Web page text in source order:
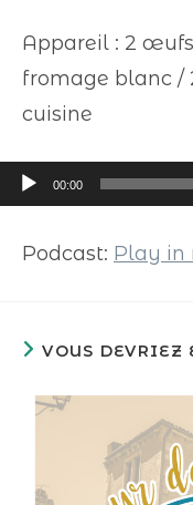
Appareil : 2
fromage blanc /
cuisine
Lecteur
audio
00:00
Podcast: Play
VOUS DEVRIEZ